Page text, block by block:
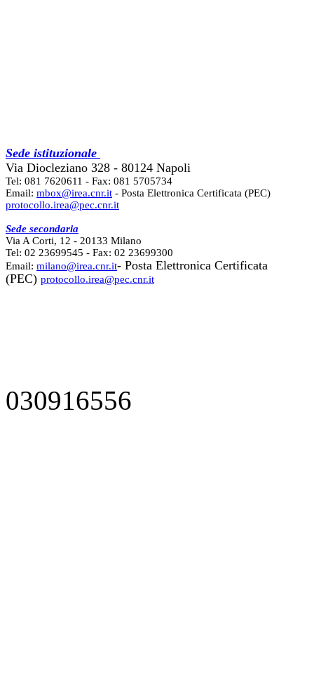
Sede istituzionale
Via Diocleziano 328 - 80124 Napoli
Tel: 081 7620611 - Fax: 081 5705734
Email: mbox@irea.cnr.it - Posta Elettronica Certificata (PEC)
protocollo.irea@pec.cnr.it
Sede secondaria
Via A Corti, 12 - 20133 Milano
Tel: 02 23699545 - Fax: 02 23699300
Email: milano@irea.cnr.it- Posta Elettronica Certificata
(PEC) protocollo.irea@pec.cnr.it
030916556